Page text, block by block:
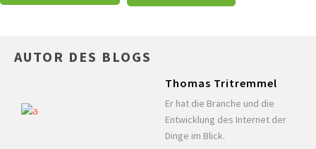
AUTOR DES BLOGS
Thomas Tritremmel
Er hat die Branche und die
Entwicklung des Internet der
Dinge im Blick.